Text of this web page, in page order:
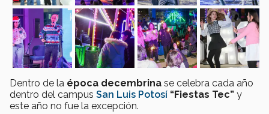
Dentro de la época decembrina se celebra cada año
dentro del campus San Luis Potosí “Fiestas Tec” y
este año no fue la excepción.